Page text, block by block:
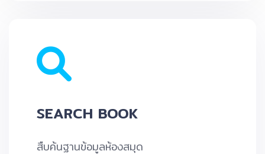
SEARCH BOOK
สืบค้นฐานข้อมูลห้องสมุด